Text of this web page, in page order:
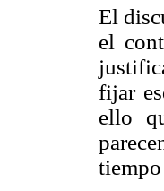
El
el
fijar
ello